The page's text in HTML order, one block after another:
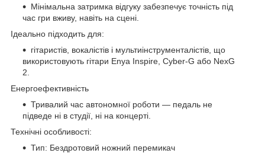
Мінімальна затримка відгуку забезпечує точність під
час гри вживу, навіть на сцені.
Ідеально підходить для:
гітаристів, вокалістів і мультиінструменталістів, що
використовують гітари Enya Inspire, Cyber-G або NexG
2.
Енергоефективність
Тривалий час автономної роботи — педаль не
підведе ні в студії, ні на концерті.
Технічні особливості:
Тип: Бездротовий ножний перемикач